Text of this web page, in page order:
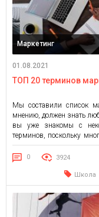
Маркетинг
01.08.2021
ТОП 20 терминов
Мы составили список
мнению, должен знать
вы уже знакомы с
терминов, поскольку
они менее актуальны.
любая форма общения,
0 3924
Школа